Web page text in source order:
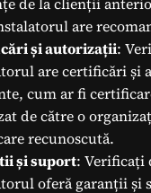
are
și autorizații:
are certificări și
cum ar fi
de către o
recunoscută.
și suport: Verificați
oferă garanții și